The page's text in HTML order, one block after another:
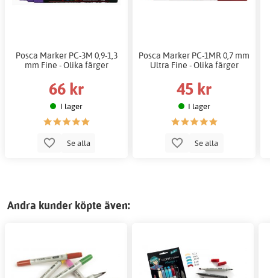
Posca Marker PC-3M 0,9-1,3
mm Fine - Olika färger
66 kr
I lager
Se alla
Posca Marker PC-1MR 0,7 mm
Ultra Fine - Olika färger
45 kr
I lager
Se alla
Andra kunder köpte även: